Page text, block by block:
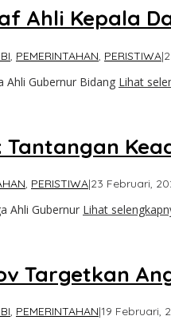
Ahli Kepala
, PEMERINTAHAN, PERISTIWA|
Ahli Gubernur Bidang Lihat
, PERISTIWA|23 Februari,
Ahli Gubernur Lihat
Targetkan
, PEMERINTAHAN|19 Februari,